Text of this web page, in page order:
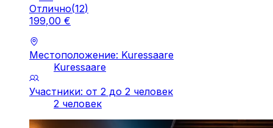
Отлично(12)
199,00 €
Местоположение: Kuressaare
Kuressaare
Участники: от 2 до 2 человек
2 человек